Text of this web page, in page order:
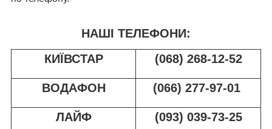
НАШІ ТЕЛЕФОНИ:
КИЇВСТАР
(068) 268-12-52
ВОДАФОН (066) 277-97-01
ЛАЙФ (093) 039-73-25